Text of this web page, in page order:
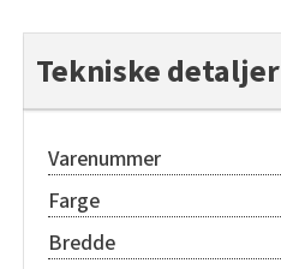
Tekniske detaljer
Varenummer
Farge
Bredde